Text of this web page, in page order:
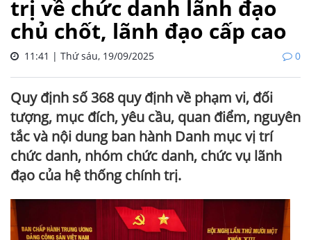
trị về chức danh lãnh đạo
chủ chốt, lãnh đạo cấp cao
11:41 | Thứ sáu, 19/09/2025 0
Quy định số 368 quy định về phạm vi, đối
tượng, mục đích, yêu cầu, quan điểm, nguyên
tắc và nội dung ban hành Danh mục vị trí
chức danh, nhóm chức danh, chức vụ lãnh
đạo của hệ thống chính trị.